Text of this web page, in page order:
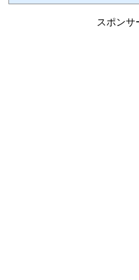
ンキ空港は2019年にリニューアル
スポンサ